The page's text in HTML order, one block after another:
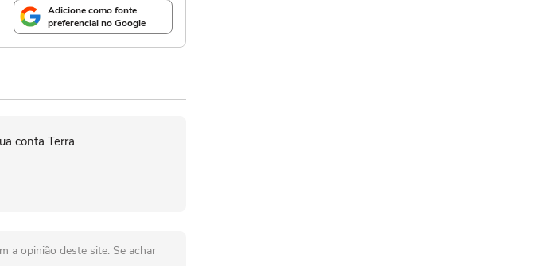
Adicione como fonte
preferencial no Google
conta Terra
a opinião deste site. Se achar